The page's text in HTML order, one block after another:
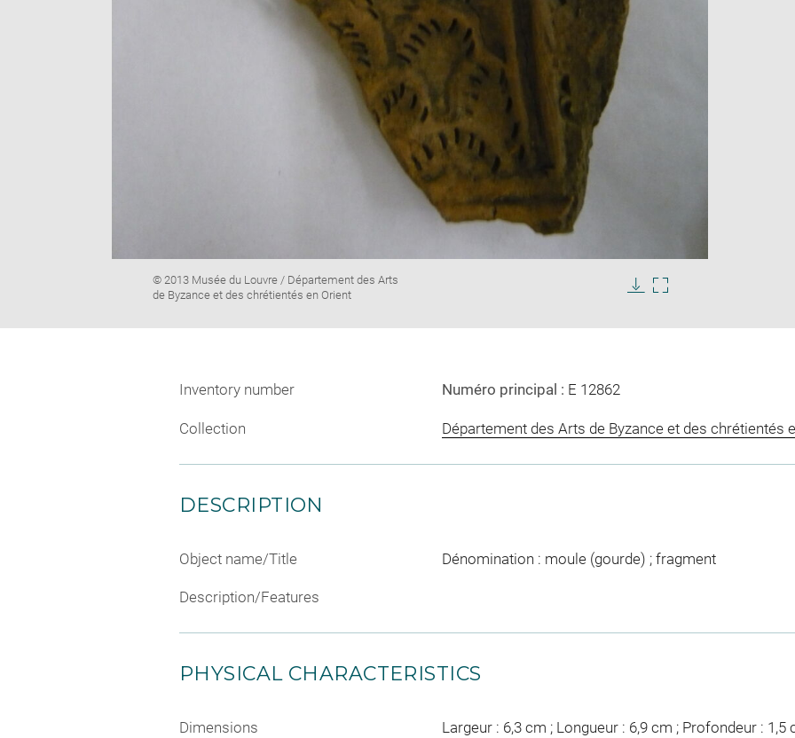
Image
caption:
© 2013 Musée du Louvre / Département des Arts
de Byzance et des chrétientés en Orient
Inventory number Numéro principal : E 12862
Collection Département des Arts de Byzance et des chrétientés
DESCRIPTION
Object name/Title Dénomination : moule (gourde) ; fragment
Description/Features
PHYSICAL CHARACTERISTICS
Dimensions Largeur : 6,3 cm ; Longueur : 6,9 cm ; Profondeur : 1,5